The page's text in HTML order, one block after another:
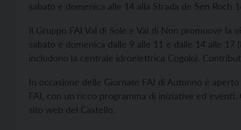
sabato e domenica alle 14 alla Strada de Sen Roch
Il Gruppo FAI Val di Sole e Val di Non promuove la
sabato e domenica dalle 9 alle 11 e dalle 14 alle 17
includono la centrale idroelettrica Cogolo).
In occasione delle Giornate FAI di Autunno è
FAI, con un ricco programma di iniziative ed
sito web del Castello.